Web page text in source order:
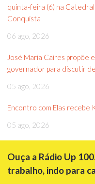
quinta-feira (6) na
Conquista
06 ago, 2026
José Maria Caires propõe
governador para discutir
05 ago, 2026
Encontro com Elas recebe
05 ago, 2026
Ouça a Rádio Up
trabalho, indo para